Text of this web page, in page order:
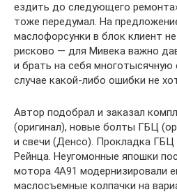
ездить до следующего
тоже передумал. На
маслофорсунки в блок клиент
рисково — для Мивека важно
и брать на себя многотысячную
случае какой-либо ошибки не
Автор подобрал и заказал
(оригинал), новые болты ГБЦ
и свечи (Денсо). Прокладка ГБЦ
Рейнца. Неугомонные япошки
мотора 4A91 модернизировали
маслосъемные колпачки на